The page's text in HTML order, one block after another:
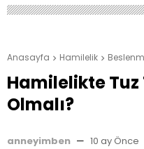
Anasayfa  Hamilelik 
Hamilelikte Tuz
Olmalı?
anneyimben — 10 ay Önce